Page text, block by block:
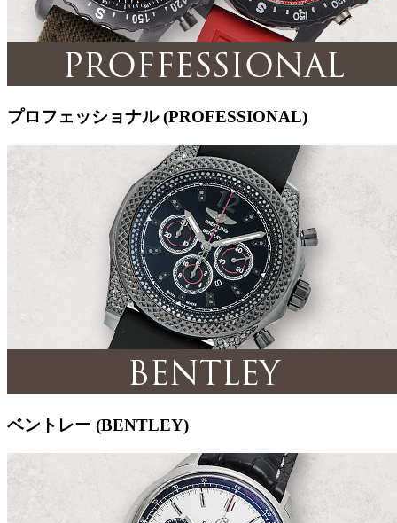
プロフェッショナル (PROFESSIONAL)
ベントレー (BENTLEY)